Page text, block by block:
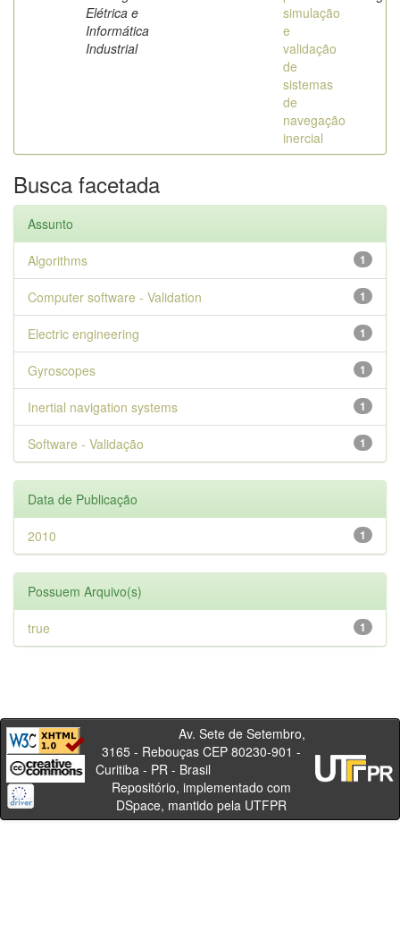
Elétrica e
Informática
Industrial
simulação
e
validação
de
sistemas
de
navegação
inercial
Busca facetada
Assunto
1
Algorithms
1
Computer software - Validation
1
Electric engineering
1
Gyroscopes
1
Inertial navigation systems
1
Software - Validação
Data de Publicação
1
2010
Possuem Arquivo(s)
1
true
Av. Sete de Setembro,
3165 - Rebouças CEP 80230-901 -
Curitiba - PR - Brasil
Repositório, implementado com
DSpace, mantido pela UTFPR